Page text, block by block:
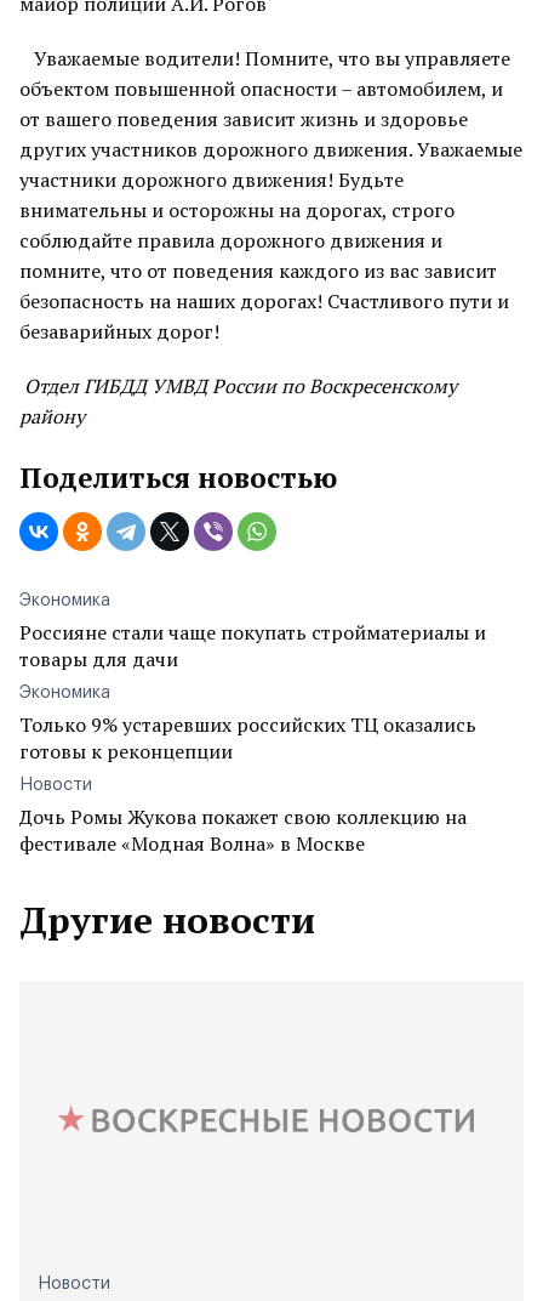
Уважаемые водители! Помните, что вы управляете
объектом повышенной опасности – автомобилем, и
от вашего поведения зависит жизнь и здоровье
других участников дорожного движения. Уважаемые
участники дорожного движения! Будьте
внимательны и осторожны на дорогах, строго
соблюдайте правила дорожного движения и
помните, что от поведения каждого из вас зависит
безопасность на наших дорогах! Счастливого пути и
безаварийных дорог!
Отдел ГИБДД УМВД России по Воскресенскому
району
Поделиться новостью
Экономика
Россияне стали чаще покупать стройматериалы и
товары для дачи
Экономика
Только 9% устаревших российских ТЦ оказались
готовы к реконцепции
Новости
Дочь Ромы Жукова покажет свою коллекцию на
фестивале «Модная Волна» в Москве
Другие новости
Новости